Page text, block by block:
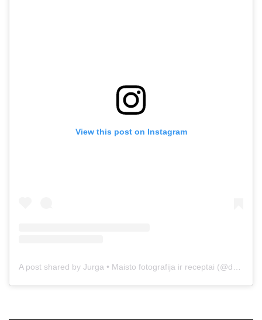
View this post on Instagram